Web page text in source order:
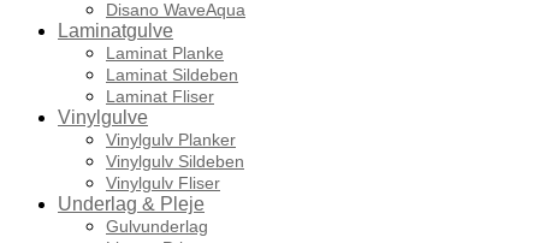
Disano WaveAqua
Laminatgulve
Laminat Planke
Laminat Sildeben
Laminat Fliser
Vinylgulve
Vinylgulv Planker
Vinylgulv Sildeben
Vinylgulv Fliser
Underlag & Pleje
Gulvunderlag